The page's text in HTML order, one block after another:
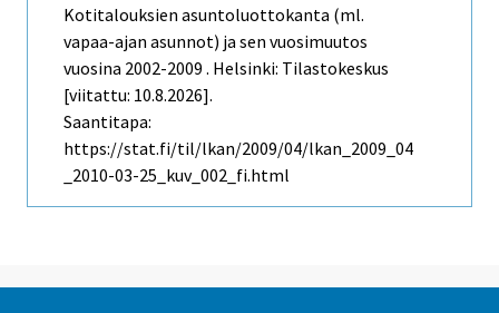
Kotitalouksien asuntoluottokanta (ml.
vapaa-ajan asunnot) ja sen vuosimuutos
vuosina 2002-2009 . Helsinki: Tilastokeskus
[viitattu: 10.8.2026].
Saantitapa:
https://stat.fi/til/lkan/2009/04/lkan_2009_04
_2010-03-25_kuv_002_fi.html